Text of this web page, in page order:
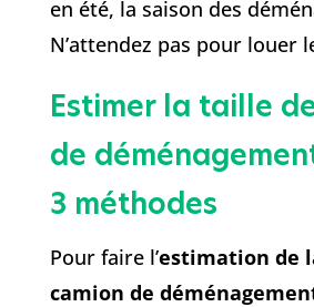
en été, la saison des
N’attendez pas pour louer
Estimer la taille
de
3 méthodes
Pour faire l’estimation de
camion de